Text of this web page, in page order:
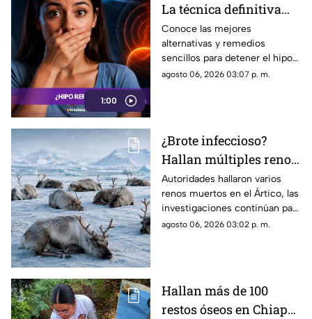
1:00
La técnica definitiva
para cortar el hipo en
segundos
Conoce las mejores
alternativas y remedios
sencillos para detener el hipo
de forma rápida, desde
agosto 06, 2026 03:07 p. m.
¿Brote infeccioso?
Hallan múltiples renos
muertos en el Ártico
por causas
desconocidas
Autoridades hallaron varios
renos muertos en el Ártico, las
investigaciones continúan para
conocer las causas de estas
agosto 06, 2026 03:02 p. m.
Hallan más de 100
restos óseos en Chiapas